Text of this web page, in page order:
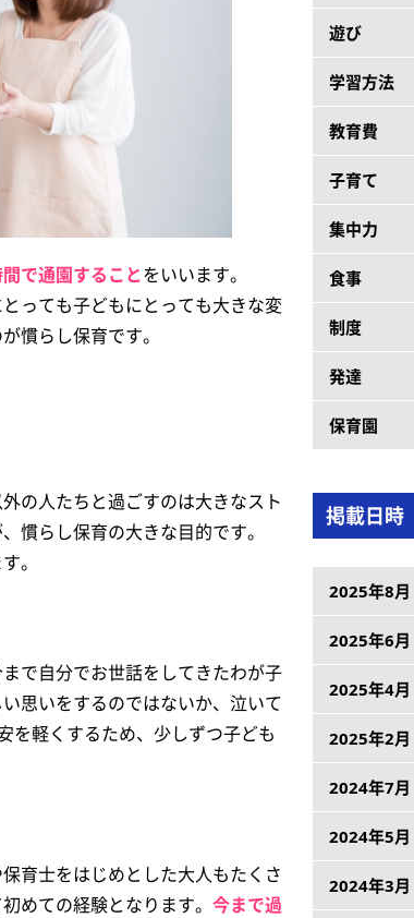
で通園することをいいます。
っても子どもにとっても大きな変
慣らし保育です。
の人たちと過ごすのは大きなスト
慣らし保育の大きな目的です。
。
で自分でお世話をしてきたわが子
思いをするのではないか、泣いて
を軽くするため、少しずつ子ども
育士をはじめとした大人もたくさ
めての経験となります。 今まで過
遊び
学習方法
教育費
子育て
集中力
食事
制度
発達
保育園
掲載日時
2025年8月
2025年6月
2025年4月
2025年2月
2024年7月
2024年5月
2024年3月